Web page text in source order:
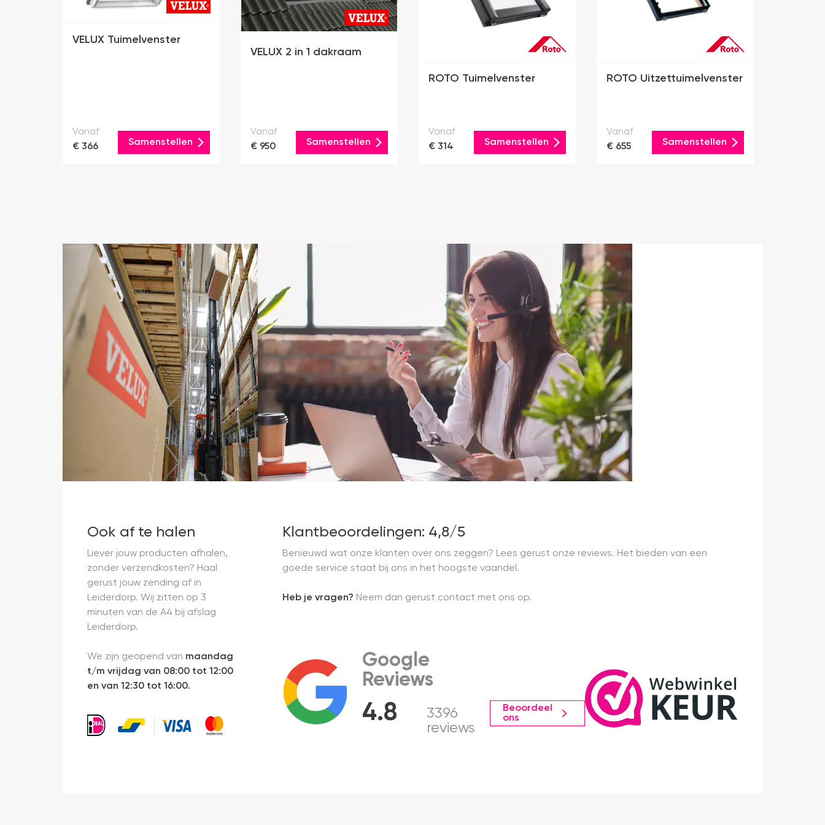
VELUX Tuimelvenster
Vanaf
€ 366
Samenstellen
VELUX 2 in 1 dakraam
Vanaf
€ 950
Samenstellen
ROTO Tuimelvenster
Vanaf
€ 314
Samenstellen
ROTO Uitzettuimelvenster
Vanaf
€ 655
Samenstellen
Ook af te halen
Liever jouw producten afhalen,
zonder verzendkosten? Haal
gerust jouw zending af in
Leiderdorp. Wij zitten op 3
minuten van de A4 bij afslag
Leiderdorp.
We zijn geopend van maandag
t/m vrijdag van 08:00 tot 12:00
en van 12:30 tot 16:00.
Klantbeoordelingen: 4,8/5
Benieuwd wat onze klanten over ons zeggen? Lees gerust onze reviews. Het bieden van een
goede service staat bij ons in het hoogste vaandel.
Heb je vragen? Neem dan gerust contact met ons op.
4.8
Google
Reviews
3396
reviews
Beoordeel
ons